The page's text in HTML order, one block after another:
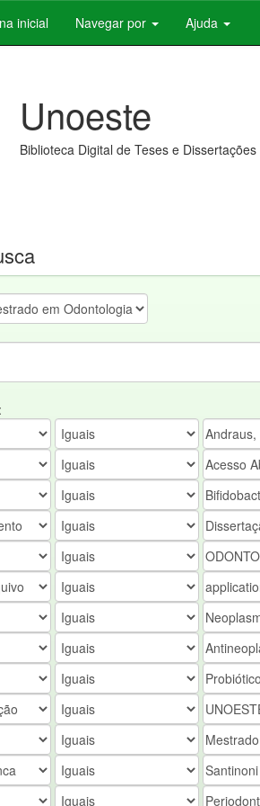
inicial Navegar por Ajuda
Unoeste
Biblioteca Digital de Teses e Dissertações